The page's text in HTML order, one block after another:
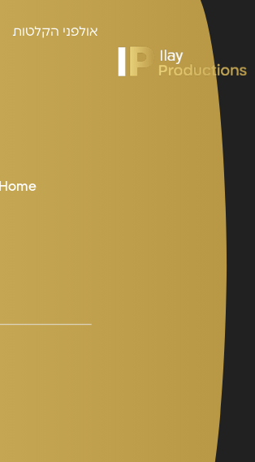
אולפני הקלטות
Home